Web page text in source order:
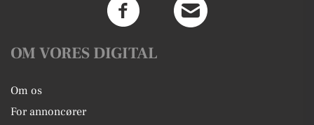
OM VORES DIGITAL
Om os
For annoncører